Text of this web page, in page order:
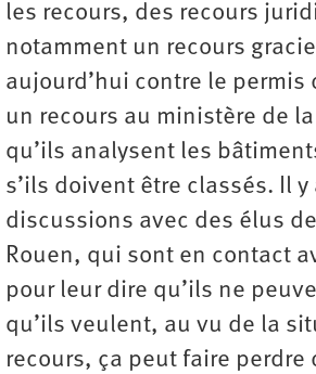
les recours, des recours
notamment un recours
aujourd’hui contre le permis
un recours au ministère de
qu’ils analysent les
s’ils doivent être classés. Il y
discussions avec des élus
Rouen, qui sont en contact
pour leur dire qu’ils ne
qu’ils veulent, au vu de la
recours, ça peut faire perdre